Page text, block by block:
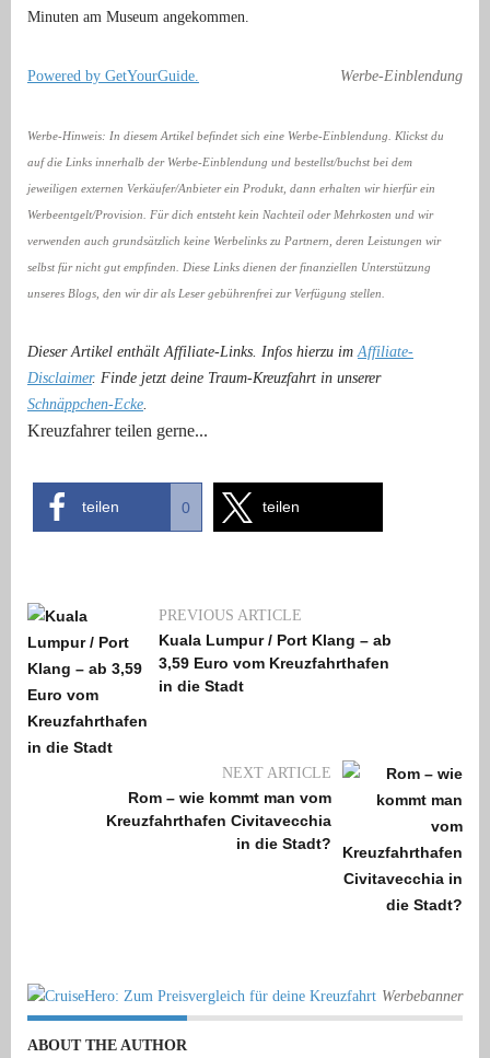
Minuten am Museum angekommen.
Werbe-Einblendung
Powered by GetYourGuide.
Werbe-Hinweis: In diesem Artikel befindet sich eine Werbe-Einblendung. Klickst du
auf die Links innerhalb der Werbe-Einblendung und bestellst/buchst bei dem
jeweiligen externen Verkäufer/Anbieter ein Produkt, dann erhalten wir hierfür ein
Werbeentgelt/Provision. Für dich entsteht kein Nachteil oder Mehrkosten und wir
verwenden auch grundsätzlich keine Werbelinks zu Partnern, deren Leistungen wir
selbst für nicht gut empfinden. Diese Links dienen der finanziellen Unterstützung
unseres Blogs, den wir dir als Leser gebührenfrei zur Verfügung stellen.
Dieser Artikel enthält Affiliate-Links. Infos hierzu im Affiliate-
Disclaimer. Finde jetzt deine Traum-Kreuzfahrt in unserer
Schnäppchen-Ecke
Kreuzfahrer teilen gerne...
teilen 0 teilen
PREVIOUS ARTICLE
Kuala Lumpur / Port Klang – ab
3,59 Euro vom Kreuzfahrthafen
in die Stadt
NEXT ARTICLE
Rom – wie kommt man vom
Kreuzfahrthafen Civitavecchia
in die Stadt?
Werbebanner
ABOUT THE AUTHOR